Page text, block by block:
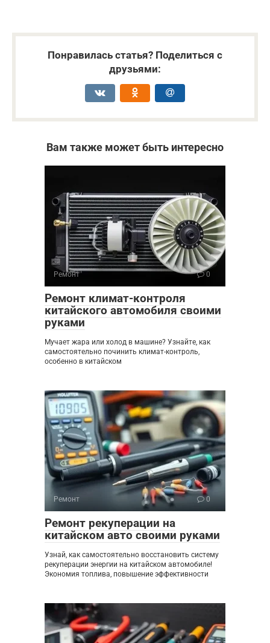
Понравилась статья? Поделиться с
друзьями:
Вам также может быть интересно
Ремонт 0
Ремонт климат-контроля
китайского автомобиля своими
руками
Мучает жара или холод в машине? Узнайте, как
самостоятельно починить климат-контроль,
особенно в китайском
Ремонт 0
Ремонт рекуперации на
китайском авто своими руками
Узнай, как самостоятельно восстановить систему
рекуперации энергии на китайском автомобиле!
Экономия топлива, повышение эффективности